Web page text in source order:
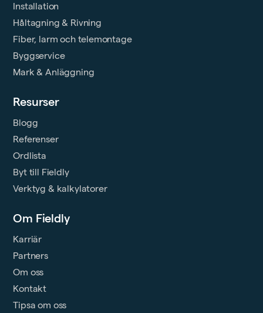
Installation
Håltagning & Rivning
Fiber, larm och telemontage
Byggservice
Mark & Anläggning
Resurser
Blogg
Referenser
Ordlista
Byt till Fieldly
Verktyg & kalkylatorer
Om Fieldly
Karriär
Partners
Om oss
Kontakt
Tipsa om oss